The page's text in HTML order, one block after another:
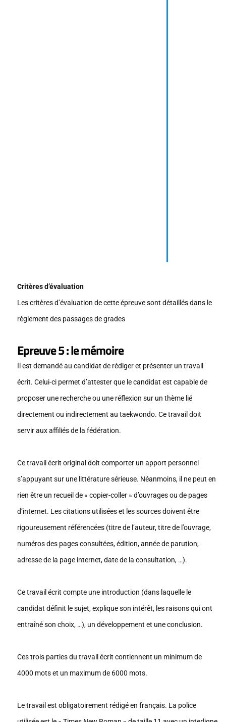
Critères d’évaluation
Les critères d’évaluation de cette épreuve sont détaillés dans le
règlement des passages de grades
Epreuve 5 : le mémoire
Il est demandé au candidat de rédiger et présenter un travail
écrit. Celui-ci permet d’attester que le candidat est capable de
proposer une recherche ou une réflexion sur un thème lié
directement ou indirectement au taekwondo. Ce travail doit
servir aux affiliés de la fédération.
Ce travail écrit original doit comporter un apport personnel
s’appuyant sur une littérature sérieuse. Néanmoins, il ne peut en
rien être un recueil de « copier-coller » d’ouvrages ou de pages
d’internet. Les citations utilisées et les sources doivent être
rigoureusement référencées (titre de l’auteur, titre de l’ouvrage,
numéros des pages consultées, édition, année de parution,
adresse de la page internet, date de la consultation, …).
Ce travail écrit compte une introduction (dans laquelle le
candidat définit le sujet, explique son intérêt, les raisons qui ont
entraîné son choix, …), un développement et une conclusion.
Ces trois parties du travail écrit contiennent un minimum de
4000 mots et un maximum de 6000 mots.
Le travail est obligatoirement rédigé en français. La police